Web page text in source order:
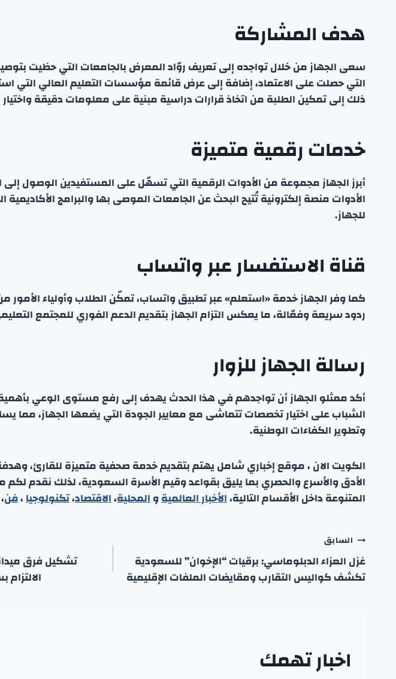
هدف المشاركة
سعى الجهاز من خلال تواجده إلى تعريف روّاد المعرض بالجامعات التي حظيت بتوصية
التي حصلت على الاعتماد، إضافة إلى عرض قائمة مؤسسات التعليم العالي التي
ذلك إلى تمكين الطلبة من اتخاذ قرارات دراسية مبنية على معلومات دقيقة
خدمات رقمية متميزة
أبرز الجهاز مجموعة من الأدوات الرقمية التي تسهّل على المستفيدين الوصول إلى
الأدوات منصة إلكترونية تُتيح البحث عن الجامعات الموصى بها والبرامج
للجهاز.
قناة الاستفسار عبر واتساب
كما وفر الجهاز خدمة «استعلم» عبر تطبيق واتساب، تمكّن الطلاب وأولياء
ردود سريعة وفعّالة، ما يعكس التزام الجهاز بتقديم الدعم الفوري للمجتمع
رسالة الجهاز للزوار
أكد ممثلو الجهاز أن تواجدهم في هذا الحدث يهدف إلى رفع مستوى الوعي بأهمية
الشباب على اختيار تخصصات تتماشى مع معايير الجودة التي يضعها الجهاز، مما
وتطوير الكفاءات الوطنية.
الكويت الان ، موقع إخباري شامل يهتم بتقديم خدمة صحفية متميزة للقارئ، وهدفنا
الأدق والأسرع والحصري بما يليق بقواعد وقيم الأسرة السعودية، لذلك نقدم لكم
المتنوعة داخل الأقسام التالية،الأخبار العالميةوالمحلية،الاقتصاد،تكنولوجيا،فن
تصفّح
المقالات
السابق
غزل العزاء الدبلوماسي: برقيات “الإخوان” للسعودية
تكشف كواليس التقارب ومقايضات الملفات الإقليمية
تشكيل فرق
اخبار تهمك